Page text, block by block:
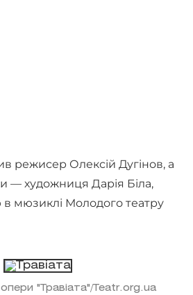
режисер Олексій Дугінов, а
— художниця Дарія Біла,
в мюзиклі Молодого театру
"Травіата"/Teatr.org.ua